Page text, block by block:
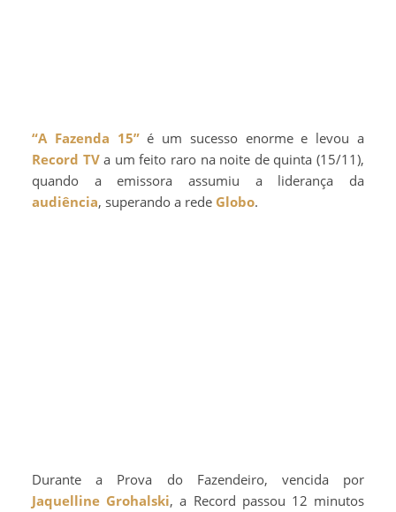
“A Fazenda 15”é um sucesso enorme e levou a
Record TVa um feito raro na noite de quinta (15/11),
quando a emissora assumiu a liderança da
audiência, superando a rede Globo.
Durante a Prova do Fazendeiro, vencida por
Jaquelline Grohalski, a Record passou 12 minutos